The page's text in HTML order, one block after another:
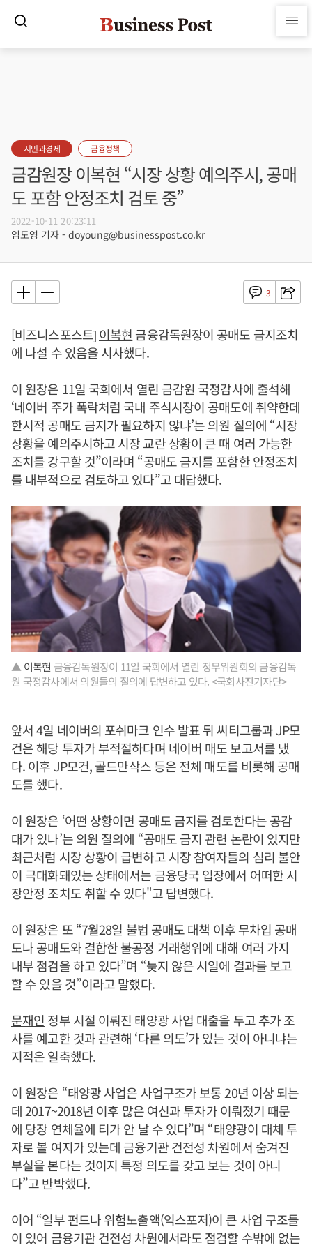
시민과경제 금융정책
금감원장 이복현 “시장 상황 예의주시, 공매
도 포함 안정조치 검토 중”
2022-10-11 20:23:11
임도영 기자 - doyoung@businesspost.co.kr
3
[비즈니스포스트]이복현 금융감독원장이 공매도 금지조치
에 나설 수 있음을 시사했다.
이 원장은 11일 국회에서 열린 금감원 국정감사에 출석해
‘네이버 주가 폭락처럼 국내 주식시장이 공매도에 취약한데
한시적 공매도 금지가 필요하지 않냐’는 의원 질의에 “시장
상황을 예의주시하고 시장 교란 상황이 큰 때 여러 가능한
조치를 강구할 것”이라며 “공매도 금지를 포함한 안정조치
를 내부적으로 검토하고 있다”고 대답했다.
▲ 이복현 금융감독원장이 11일 국회에서 열린 정무위원회의 금융감독
원 국정감사에서 의원들의 질의에 답변하고 있다. <국회사진기자단>
앞서 4일 네이버의 포쉬마크 인수 발표 뒤 씨티그룹과 JP모
건은 해당 투자가 부적절하다며 네이버 매도 보고서를 냈
다. 이후 JP모건, 골드만삭스 등은 전체 매도를 비롯해 공매
도를 했다.
이 원장은 ‘어떤 상황이면 공매도 금지를 검토한다는 공감
대가 있나’는 의원 질의에 “공매도 금지 관련 논란이 있지만
최근처럼 시장 상황이 급변하고 시장 참여자들의 심리 불안
이 극대화돼있는 상태에서는 금융당국 입장에서 어떠한 시
장안정 조치도 취할 수 있다"고 답변했다.
이 원장은 또 “7월28일 불법 공매도 대책 이후 무차입 공매
도나 공매도와 결합한 불공정 거래행위에 대해 여러 가지
내부 점검을 하고 있다”며 “늦지 않은 시일에 결과를 보고
할 수 있을 것”이라고 말했다.
문재인 정부 시절 이뤄진 태양광 사업 대출을 두고 추가 조
사를 예고한 것과 관련해 ‘다른 의도’가 있는 것이 아니냐는
지적은 일축했다.
이 원장은 “태양광 사업은 사업구조가 보통 20년 이상 되는
데 2017~2018년 이후 많은 여신과 투자가 이뤄졌기 때문
에 당장 연체율에 티가 안 날 수 있다”며 “태양광이 대체 투
자로 볼 여지가 있는데 금융기관 건전성 차원에서 숨겨진
부실을 본다는 것이지 특정 의도를 갖고 보는 것이 아니
다”고 반박했다.
이어 “일부 펀드나 위험노출액(익스포저)이 큰 사업 구조들
이 있어 금융기관 건전성 차원에서라도 점검할 수밖에 없는